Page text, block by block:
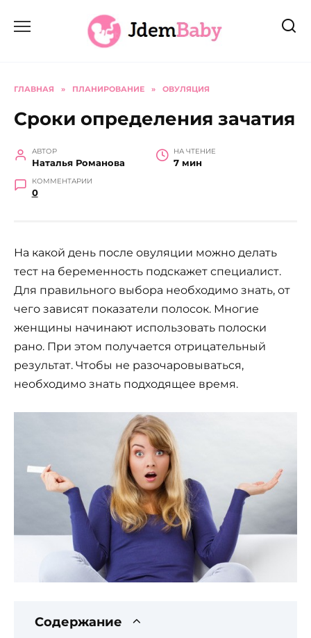
ГЛАВНАЯ » ПЛАНИРОВАНИЕ » ОВУЛЯЦИЯ
Сроки определения зачатия
АВТОР
Наталья Романова
НА ЧТЕНИЕ
7 мин
КОММЕНТАРИИ
0
На какой день после овуляции можно делать
тест на беременность подскажет специалист.
Для правильного выбора необходимо знать, от
чего зависят показатели полосок. Многие
женщины начинают использовать полоски
рано. При этом получается отрицательный
результат. Чтобы не разочаровываться,
необходимо знать подходящее время.
Содержание